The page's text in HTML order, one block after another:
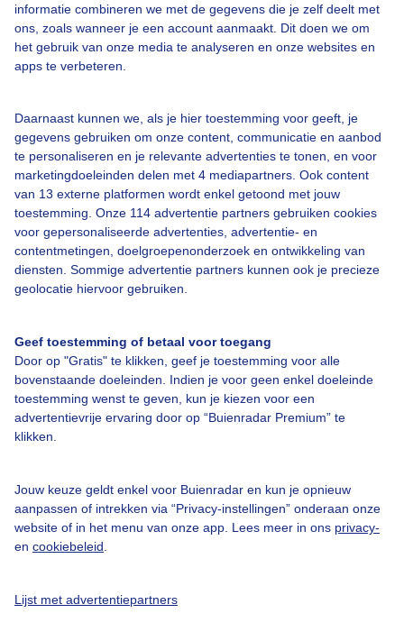
informatie combineren we met de gegevens die je zelf deelt met
ons, zoals wanneer je een account aanmaakt. Dit doen we om
het gebruik van onze media te analyseren en onze websites en
apps te verbeteren.
Daarnaast kunnen we, als je hier toestemming voor geeft, je
gegevens gebruiken om onze content, communicatie en aanbod
te personaliseren en je relevante advertenties te tonen, en voor
marketingdoeleinden delen met 4 mediapartners. Ook content
van 13 externe platformen wordt enkel getoond met jouw
toestemming. Onze 114 advertentie partners gebruiken cookies
voor gepersonaliseerde advertenties, advertentie- en
contentmetingen, doelgroepenonderzoek en ontwikkeling van
diensten. Sommige advertentie partners kunnen ook je precieze
geolocatie hiervoor gebruiken.
Geef toestemming of betaal voor toegang
Door op "Gratis" te klikken, geef je toestemming voor alle
bovenstaande doeleinden. Indien je voor geen enkel doeleinde
toestemming wenst te geven, kun je kiezen voor een
advertentievrije ervaring door op “Buienradar Premium” te
klikken.
Jouw keuze geldt enkel voor Buienradar en kun je opnieuw
aanpassen of intrekken via “Privacy-instellingen” onderaan onze
website of in het menu van onze app. Lees meer in ons privacy-
en cookiebeleid
Lijst met advertentiepartners
Over Buienradar
Bedrijfsgegevens
Contact
Toegankelijkheid
Gebruikersvoorwaarden
Adverteren
Privacy beleid
Cookie beleid